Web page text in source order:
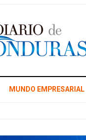
MUNDO EMPRESARIAL